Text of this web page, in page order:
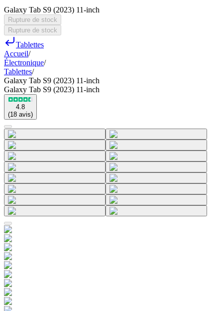
Galaxy Tab S9 (2023) 11-inch
Rupture de stock
Rupture de stock
Tablettes
Accueil/
Électronique/
Tablettes/
Galaxy Tab S9 (2023) 11-inch
Galaxy Tab S9 (2023) 11-inch
4.8
(18 avis)